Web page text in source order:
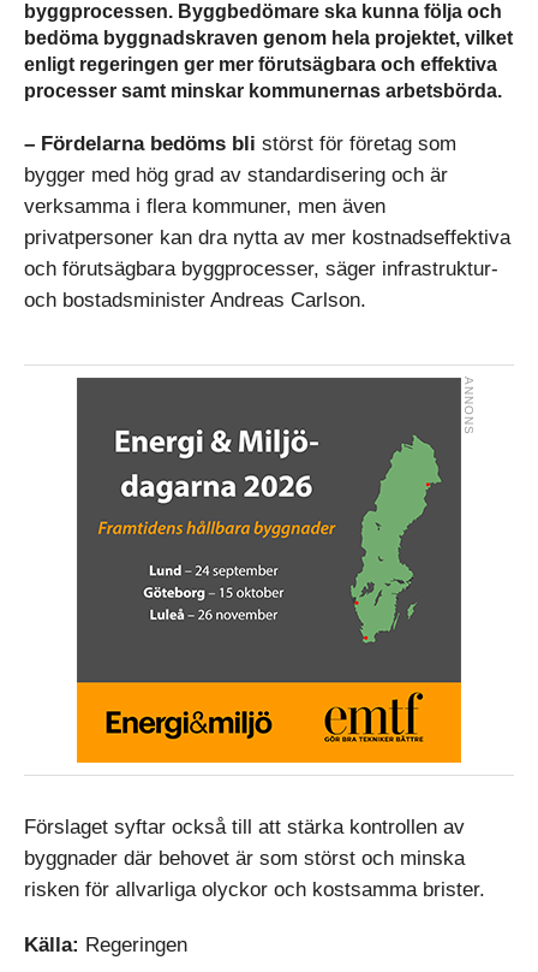
byggprocessen. Byggbedömare ska kunna följa och
bedöma byggnadskraven genom hela projektet, vilket
enligt regeringen ger mer förutsägbara och effektiva
processer samt minskar kommunernas arbetsbörda.
– Fördelarna bedöms bli störst för företag som
bygger med hög grad av standardisering och är
verksamma i flera kommuner, men även
privatpersoner kan dra nytta av mer kostnadseffektiva
och förutsägbara byggprocesser, säger infrastruktur-
och bostadsminister Andreas Carlson.
Förslaget syftar också till att stärka kontrollen av
byggnader där behovet är som störst och minska
risken för allvarliga olyckor och kostsamma brister.
Källa: Regeringen